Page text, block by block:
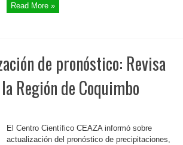
Read More »
de pronóstico: Revisa
Región de Coquimbo
El Centro Científico CEAZA informó sobre
actualización del pronóstico de precipitaciones,